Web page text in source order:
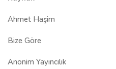
Ahmet Haşim
Bize Göre
Anonim Yayıncılık